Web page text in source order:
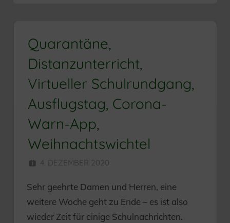
Quarantäne,
Distanzunterricht,
Virtueller Schulrundgang,
Ausflugstag, Corona-
Warn-App,
Weihnachtswichtel
4. DEZEMBER 2020
Sehr geehrte Damen und Herren, eine
weitere Woche geht zu Ende – es ist also
wieder Zeit für einige Schulnachrichten.